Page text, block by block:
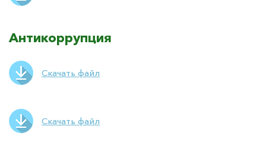
Антикоррупция
Скачать файл
Скачать файл